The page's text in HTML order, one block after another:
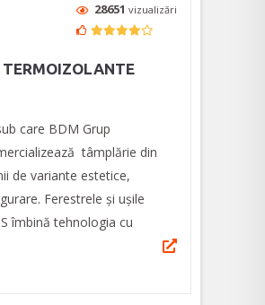
28651 vizualizări
TERMOIZOLANTE
care BDM Grup
tâmplărie din
de variante estetice,
Ferestrele și ușile
îmbină tehnologia cu